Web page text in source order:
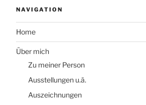
NAVIGATION
Home
Über mich
Zu meiner Person
Ausstellungen u.ä.
Auszeichnungen